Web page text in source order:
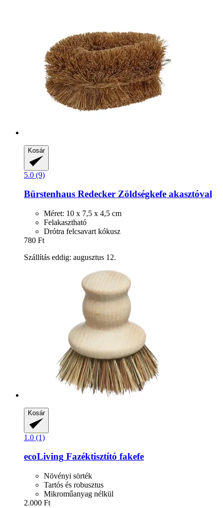
Kosár
5.0 (9)
Bürstenhaus Redecker Zöldségkefe akasztóval
Méret: 10 x 7,5 x 4,5 cm
Felakasztható
Drótra felcsavart kókusz
780 Ft
Szállítás eddig: augusztus 12.
Kosár
1.0 (1)
ecoLiving Fazéktisztító fakefe
Növényi sörték
Tartós és robusztus
Mikroműanyag nélkül
2.000 Ft